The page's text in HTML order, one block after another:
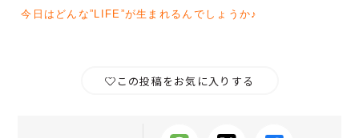
今日はどんな”LIFE”が生まれるんでしょうか♪
この投稿をお気に入りする